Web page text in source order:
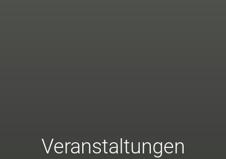
Veranstaltungen